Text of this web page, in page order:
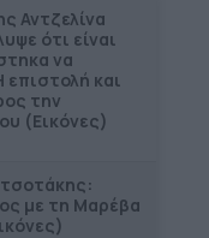
και
Μέγαρα
Δήμο
από το
Αντζελίνα
ότι είναι
να
και
την
(Εικόνες)
με τη Μαρέβα